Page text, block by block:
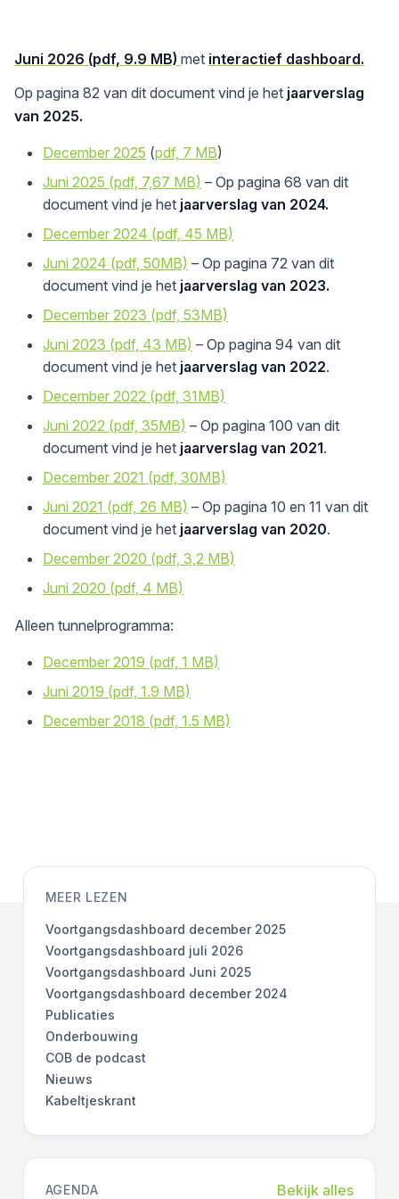
Juni 2026 (pdf, 9.9 MB) met interactief dashboard.
Op pagina 82 van dit document vind je het jaarverslag
van 2025.
December 2025 (pdf, 7 MB)
Juni 2025 (pdf, 7,67 MB) – Op pagina 68 van dit
document vind je het jaarverslag van 2024.
December 2024 (pdf, 45 MB)
Juni 2024 (pdf, 50MB) – Op pagina 72 van dit
document vind je het jaarverslag van 2023.
December 2023 (pdf, 53MB)
Juni 2023 (pdf, 43 MB) – Op pagina 94 van dit
document vind je het jaarverslag van 2022.
December 2022 (pdf, 31MB)
Juni 2022 (pdf, 35MB) – Op pagina 100 van dit
document vind je het jaarverslag van 2021.
December 2021 (pdf, 30MB)
Juni 2021 (pdf, 26 MB) – Op pagina 10 en 11 van dit
document vind je het jaarverslag van 2020.
December 2020 (pdf, 3,2 MB)
Juni 2020 (pdf, 4 MB)
Alleen tunnelprogramma:
December 2019 (pdf, 1 MB)
Juni 2019 (pdf, 1.9 MB)
December 2018 (pdf, 1.5 MB)
MEER LEZEN
Voortgangsdashboard december 2025
Voortgangsdashboard juli 2026
Voortgangsdashboard Juni 2025
Voortgangsdashboard december 2024
Publicaties
Onderbouwing
COB de podcast
Nieuws
Kabeltjeskrant
AGENDA Bekijk alles